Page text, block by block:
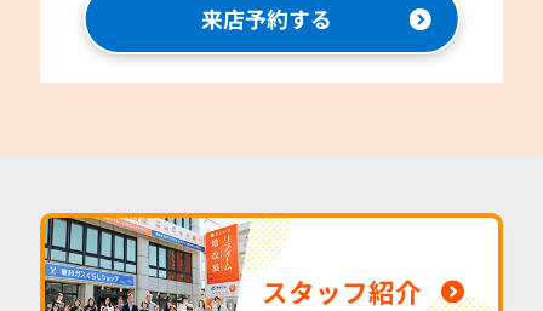
来店予約する
スタッフ紹介